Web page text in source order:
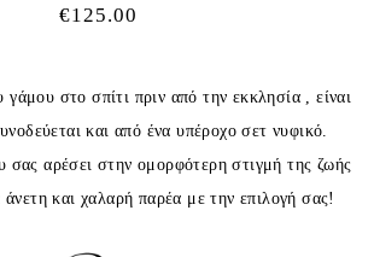
€125.00
στο σπίτι πριν από την εκκλησία , είναι
και από ένα υπέροχο σετ νυφικό.
σας αρέσει στην ομορφότερη στιγμή της ζωής
και χαλαρή παρέα με την επιλογή σας!